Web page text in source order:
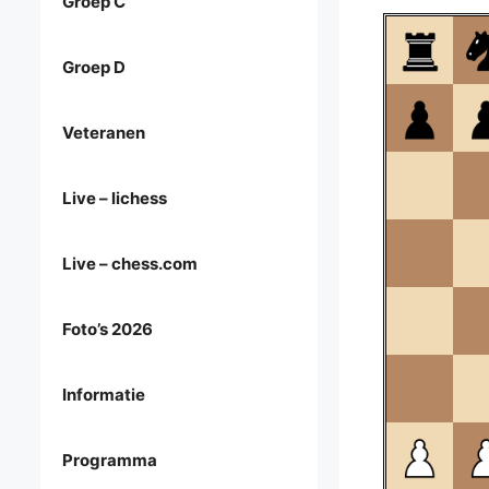
Groep D
Veteranen
Live – lichess
Live – chess.com
Foto’s 2026
Informatie
Programma